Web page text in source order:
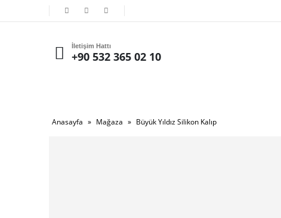
İletişim Hattı
+90 532 365 02 10
Anasayfa » Mağaza » Büyük Yıldız Silikon Kalıp